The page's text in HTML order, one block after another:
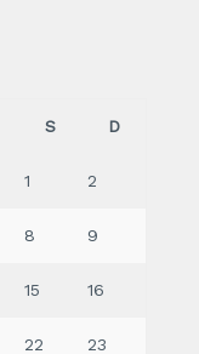
S D
1 2
8 9
15 16
22 23